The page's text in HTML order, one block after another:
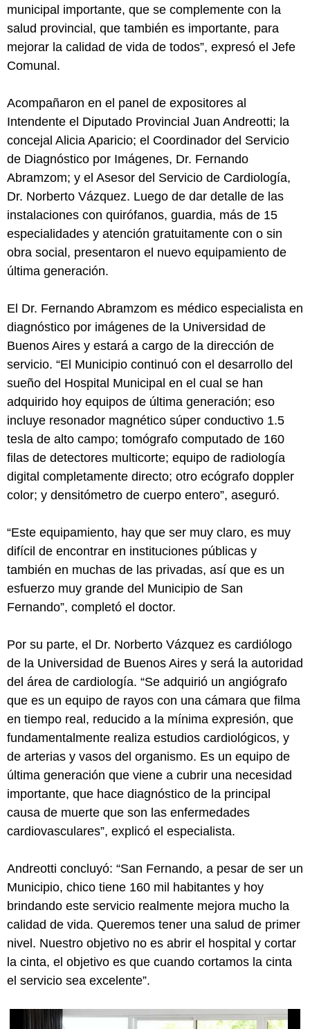
municipal importante, que se complemente con la
salud provincial, que también es importante, para
mejorar la calidad de vida de todos”, expresó el Jefe
Comunal.
Acompañaron en el panel de expositores al
Intendente el Diputado Provincial Juan Andreotti; la
concejal Alicia Aparicio; el Coordinador del Servicio
de Diagnóstico por Imágenes, Dr. Fernando
Abramzom; y el Asesor del Servicio de Cardiología,
Dr. Norberto Vázquez. Luego de dar detalle de las
instalaciones con quirófanos, guardia, más de 15
especialidades y atención gratuitamente con o sin
obra social, presentaron el nuevo equipamiento de
última generación.
El Dr. Fernando Abramzom es médico especialista en
diagnóstico por imágenes de la Universidad de
Buenos Aires y estará a cargo de la dirección de
servicio. “El Municipio continuó con el desarrollo del
sueño del Hospital Municipal en el cual se han
adquirido hoy equipos de última generación; eso
incluye resonador magnético súper conductivo 1.5
tesla de alto campo; tomógrafo computado de 160
filas de detectores multicorte; equipo de radiología
digital completamente directo; otro ecógrafo doppler
color; y densitómetro de cuerpo entero”, aseguró.
“Este equipamiento, hay que ser muy claro, es muy
difícil de encontrar en instituciones públicas y
también en muchas de las privadas, así que es un
esfuerzo muy grande del Municipio de San
Fernando”, completó el doctor.
Por su parte, el Dr. Norberto Vázquez es cardiólogo
de la Universidad de Buenos Aires y será la autoridad
del área de cardiología. “Se adquirió un angiógrafo
que es un equipo de rayos con una cámara que filma
en tiempo real, reducido a la mínima expresión, que
fundamentalmente realiza estudios cardiológicos, y
de arterias y vasos del organismo. Es un equipo de
última generación que viene a cubrir una necesidad
importante, que hace diagnóstico de la principal
causa de muerte que son las enfermedades
cardiovasculares”, explicó el especialista.
Andreotti concluyó: “San Fernando, a pesar de ser un
Municipio, chico tiene 160 mil habitantes y hoy
brindando este servicio realmente mejora mucho la
calidad de vida. Queremos tener una salud de primer
nivel. Nuestro objetivo no es abrir el hospital y cortar
la cinta, el objetivo es que cuando cortamos la cinta
el servicio sea excelente”.